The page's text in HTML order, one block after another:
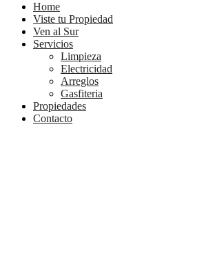
Home
Viste tu Propiedad
Ven al Sur
Servicios
Limpieza
Electricidad
Arreglos
Gasfiteria
Propiedades
Contacto